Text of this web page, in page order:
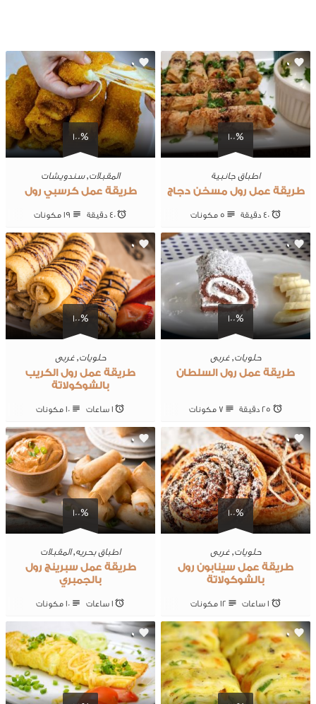
100%
0
اطباق جانبية
طريقة عمل رول مسخن دجاج
40 ‎دقيقة 5 ‎مكونات
100%
0
المقبلات,سندويشات
طريقة عمل كرسبي رول
40 ‎دقيقة 19 ‎مكونات
100%
0
حلويات,غربى
طريقة عمل رول السلطان
25 ‎دقيقة 7 ‎مكونات
100%
0
حلويات,غربى
طريقة عمل رول الكريب
بالشوكولاتة
1 ساعات 10 ‎مكونات
100%
0
حلويات,غربى
طريقة عمل سينابون رول
بالشوكولاتة
1 ساعات 12 ‎مكونات
100%
0
اطباق بحريه,المقبلات
طريقة عمل سبرينج رول
بالجمبري
1 ساعات 10 ‎مكونات
0
0